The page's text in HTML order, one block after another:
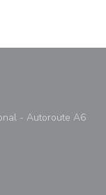
- Autoroute A6
in een nieuw